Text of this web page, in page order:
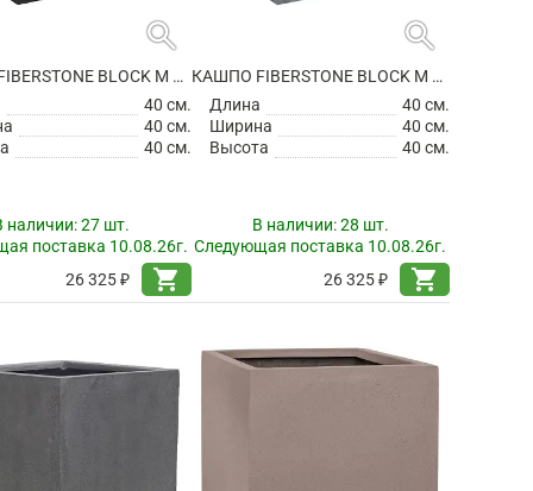
search
КАШПО FIBERSTONE BLOCK M BLACK
40 см.
40 см.
40 см.
наличии:27 шт.
поставка 10.08.26г.
26 325 ₽
shopping_cart
search
КАШПО FIBERSTONE BLOCK M GREY
Длина
40 см.
Ширина
40 см.
Высота
40 см.
В наличии:28 шт.
Следующая поставка 10.08.26г.
26 325 ₽
shopping_cart